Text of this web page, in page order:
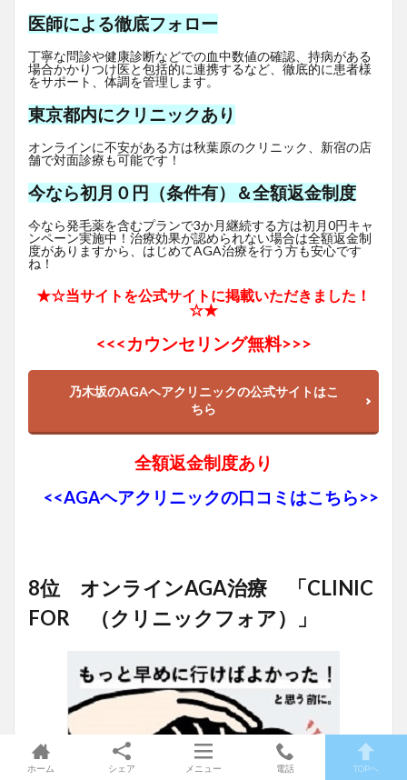
医師による徹底フォロー
丁寧な問診や健康診断などでの血中数値の確認、持病がある
場合かかりつけ医と包括的に連携するなど、徹底的に患者様
をサポート、体調を管理します。
東京都内にクリニックあり
オンラインに不安がある方は秋葉原のクリニック、新宿の店
舗で対面診療も可能です！
今なら初月０円（条件有）＆全額返金制度
今なら発毛薬を含むプランで3か月継続する方は初月0円キャ
ンペーン実施中！治療効果が認められない場合は全額返金制
度がありますから、はじめてAGA治療を行う方も安心です
ね！
★☆当サイトを公式サイトに掲載いただきました！
☆★
<<<カウンセリング無料>>>
乃木坂のAGAヘアクリニックの公式サイトはこ
ちら
全額返金制度あり
<<AGAヘアクリニックの口コミはこちら>>
8位 オンラインAGA治療 「CLINIC
FOR （クリニックフォア）」
ホーム シェア メニュー 電話 TOPへ